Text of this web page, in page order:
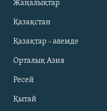
Жаңалықтар
Қазақстан
Қазақтар - әлемде
Орталық Азия
Ресей
Қытай